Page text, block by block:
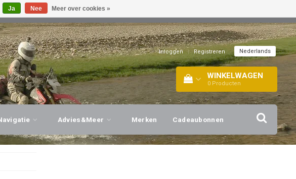
BEZOEK ONZE WINKEL!
Inloggen | Registreren Nederlands
WINKELWAGEN
0 Producten
Advies&Meer Merken Cadeaubonnen
Ja Nee Meer over cookies »